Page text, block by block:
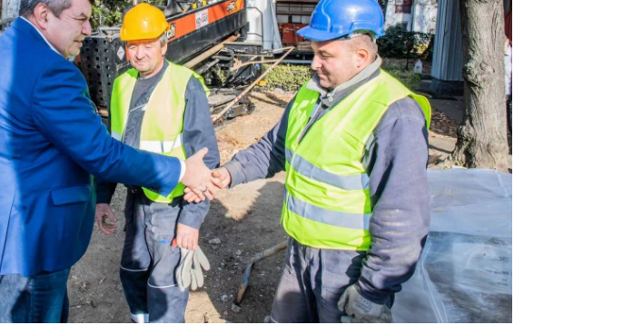
BIZKOLEGIJUM
BMW BIZNIS LIGA
BIZLIFE WEEK
IZJAVA GODINE
BIZLIFE WEEK
IZJAVA GODINE